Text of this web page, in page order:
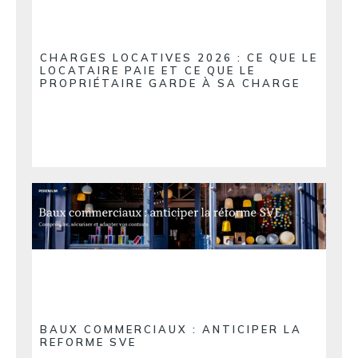
CHARGES LOCATIVES 2026 : CE QUE LE
LOCATAIRE PAIE ET CE QUE LE
PROPRIÉTAIRE GARDE À SA CHARGE
BAUX COMMERCIAUX : ANTICIPER LA
REFORME SVE